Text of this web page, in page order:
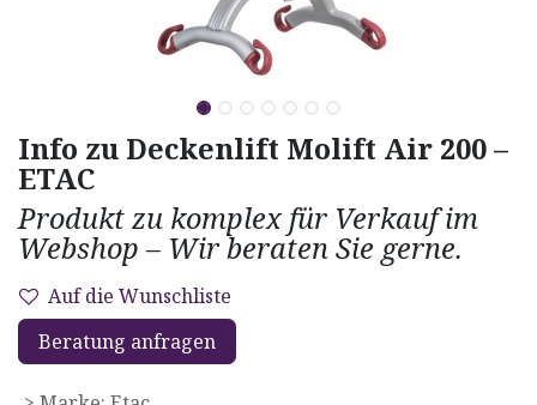
Info zu Deckenlift Molift Air 200 –
ETAC
Produkt zu komplex für Verkauf im
Webshop – Wir beraten Sie gerne.
Auf die Wunschliste
Beratung anfragen